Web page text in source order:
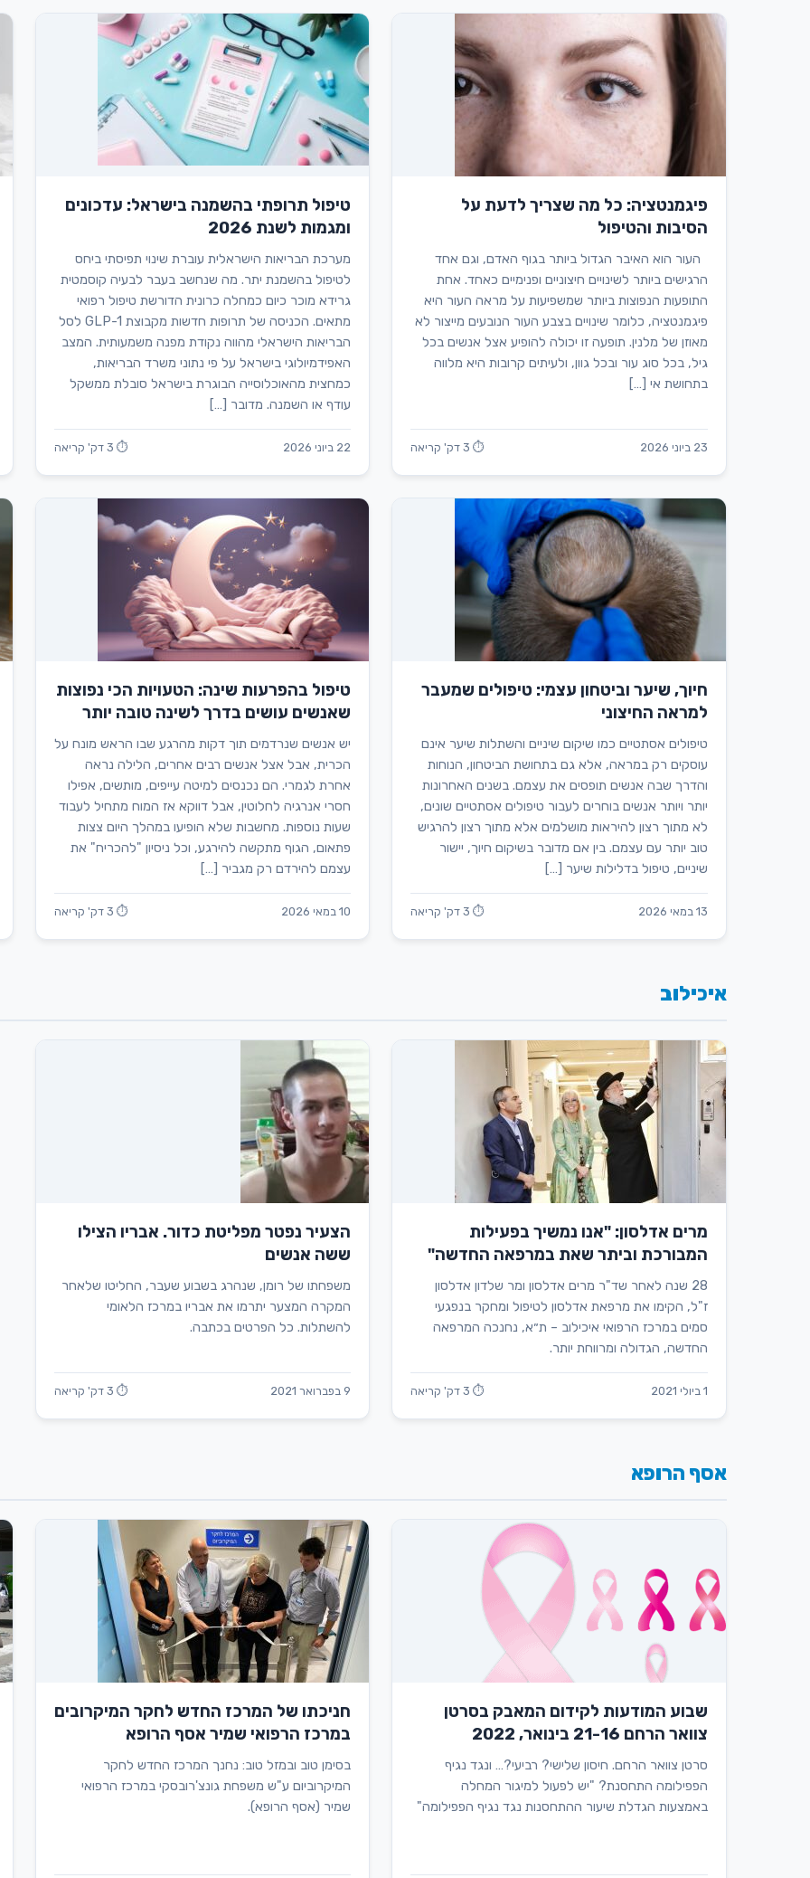
פיגמנטציה: כל מה שצריך לדעת על
הסיבות והטיפול
העור הוא האיבר הגדול ביותר בגוף האדם, וגם אחד
הרגישים ביותר לשינויים חיצוניים ופנימיים כאחד. אחת
התופעות הנפוצות ביותר שמשפיעות על מראה העור היא
פיגמנטציה, כלומר שינויים בצבע העור הנובעים מייצור לא
מאוזן של מלנין. תופעה זו יכולה להופיע אצל אנשים בכל
גיל, בכל סוג עור ובכל גוון, ולעיתים קרובות היא מלווה
בתחושת אי […]
23 ביוני 2026 ⏱ 3 דק' קריאה
טיפול תרופתי בהשמנה בישראל: עדכונים
ומגמות לשנת 2026
מערכת הבריאות הישראלית עוברת שינוי תפיסתי ביחס
לטיפול בהשמנת יתר. מה שנחשב בעבר לבעיה קוסמטית
גרידא מוכר כיום כמחלה כרונית הדורשת טיפול רפואי
מתאים. הכניסה של תרופות חדשות מקבוצת GLP-1 לסל
הבריאות הישראלי מהווה נקודת מפנה משמעותית. המצב
האפידמיולוגי בישראל על פי נתוני משרד הבריאות,
כמחצית מהאוכלוסייה הבוגרת בישראל סובלת ממשקל
עודף או השמנה. מדובר […]
22 ביוני 2026 ⏱ 3 דק' קריאה
חיוך, שיער וביטחון עצמי: טיפולים שמעבר
למראה החיצוני
טיפולים אסתטיים כמו שיקום שיניים והשתלות שיער אינם
עוסקים רק במראה, אלא גם בתחושת הביטחון, הנוחות
והדרך שבה אנשים תופסים את עצמם. בשנים האחרונות
יותר ויותר אנשים בוחרים לעבור טיפולים אסתטיים שונים,
לא מתוך רצון להיראות מושלמים אלא מתוך רצון להרגיש
טוב יותר עם עצמם. בין אם מדובר בשיקום חיוך, יישור
שיניים, טיפול בדלילות שיער […]
13 במאי 2026 ⏱ 3 דק' קריאה
טיפול בהפרעות שינה: הטעויות הכי נפוצות
שאנשים עושים בדרך לשינה טובה יותר
יש אנשים שנרדמים תוך דקות מהרגע שבו הראש מונח על
הכרית, אבל אצל אנשים רבים אחרים, הלילה נראה
אחרת לגמרי. הם נכנסים למיטה עייפים, מותשים, אפילו
חסרי אנרגיה לחלוטין, אבל דווקא אז המוח מתחיל לעבוד
שעות נוספות. מחשבות שלא הופיעו במהלך היום צצות
פתאום, הגוף מתקשה להירגע, וכל ניסיון "להכריח" את
עצמם להירדם רק מגביר […]
10 במאי 2026 ⏱ 3 דק' קריאה
איכילוב
מרים אדלסון: "אנו נמשיך בפעילות
המבורכת וביתר שאת במרפאה החדשה"
28 שנה לאחר שד"ר מרים אדלסון ומר שלדון אדלסון
ז"ל, הקימו את מרפאת אדלסון לטיפול ומחקר בנפגעי
סמים במרכז הרפואי איכילוב – ת״א, נחנכה המרפאה
החדשה, הגדולה ומרווחת יותר.
1 ביולי 2021 ⏱ 3 דק' קריאה
הצעיר נפטר מפליטת כדור. אבריו הצילו
ששה אנשים
משפחתו של רומן, שנהרג בשבוע שעבר, החליטו שלאחר
המקרה המצער יתרמו את אבריו במרכז הלאומי
להשתלות. כל הפרטים בכתבה.
9 בפברואר 2021 ⏱ 3 דק' קריאה
אסף הרופא
שבוע המודעות לקידום המאבק בסרטן
צוואר הרחם 21-16 בינואר, 2022
סרטן צוואר הרחם. חיסון שלישי? רביעי?… ונגד נגיף
הפפילומה התחסנת? "יש לפעול למיגור המחלה
באמצעות הגדלת שיעור ההתחסנות נגד נגיף הפפילומה"
חניכתו של המרכז החדש לחקר המיקרובים
במרכז הרפואי שמיר אסף הרופא
בסימן טוב ובמזל טוב: נחנך המרכז החדש לחקר
המיקרוביום ע"ש משפחת גונצ'רובסקי במרכז הרפואי
שמיר (אסף הרופא).